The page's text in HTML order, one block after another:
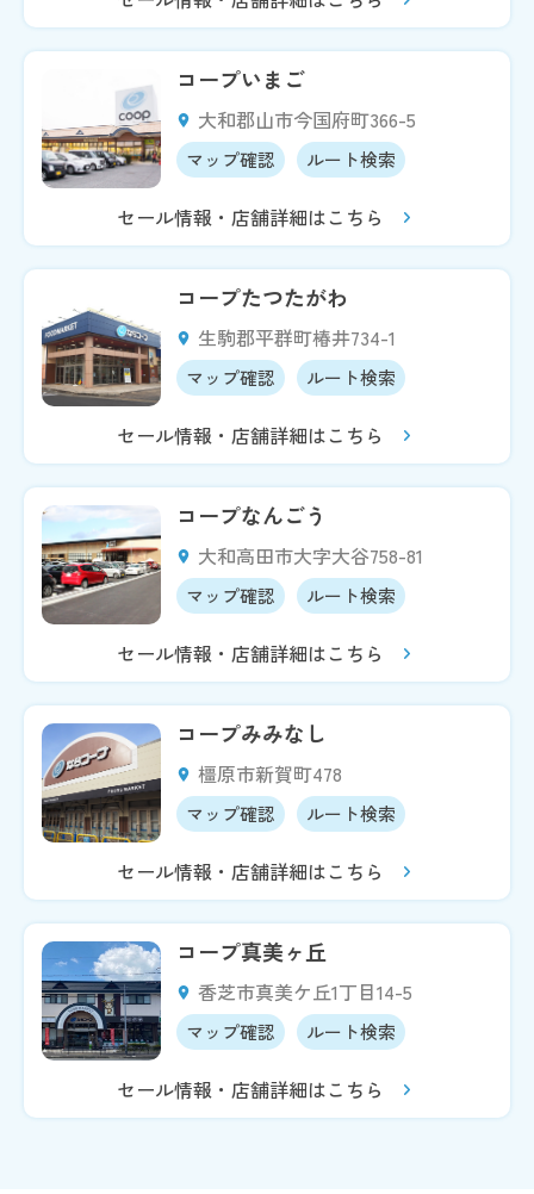
コープいまご
大和郡山市今国府町366-5
マップ確認 ルート検索
セール情報・店舗詳細はこちら
コープたつたがわ
生駒郡平群町椿井734-1
マップ確認 ルート検索
セール情報・店舗詳細はこちら
コープなんごう
大和高田市大字大谷758-81
マップ確認 ルート検索
セール情報・店舗詳細はこちら
コープみみなし
橿原市新賀町478
マップ確認 ルート検索
セール情報・店舗詳細はこちら
コープ真美ヶ丘
香芝市真美ケ丘1丁目14-5
マップ確認 ルート検索
セール情報・店舗詳細はこちら